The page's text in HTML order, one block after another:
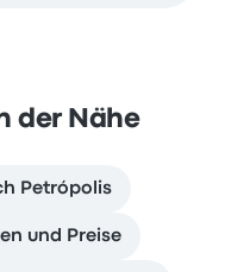
der Nähe
Petrópolis
und Preise